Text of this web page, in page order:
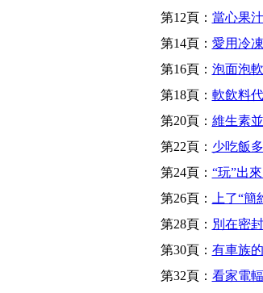
第12頁： 當心果
第14頁： 愛用冷
第16頁： 泡面泡
第18頁： 軟飲料
第20頁： 維生素
第22頁： 少吃飯
第24頁： “玩”出
第26頁：
上了“
第28頁： 別在密
第30頁： 有車族
第32頁： 看家電